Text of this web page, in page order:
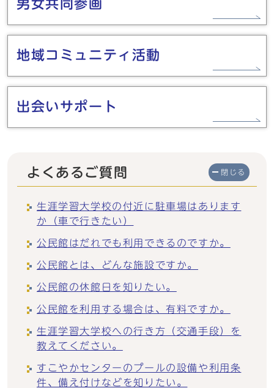
男女共同参画
地域コミュニティ活動
出会いサポート
よくあるご質問 閉じる
生涯学習大学校の付近に駐車場はあります
か（車で行きたい）
公民館はだれでも利用できるのですか。
公民館とは、どんな施設ですか。
公民館の休館日を知りたい。
公民館を利用する場合は、有料ですか。
生涯学習大学校への行き方（交通手段）を
教えてください。
すこやかセンターのプールの設備や利用条
件、備え付けなどを知りたい。